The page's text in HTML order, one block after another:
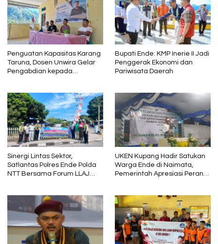
Penguatan Kapasitas Karang
Taruna, Dosen Unwira Gelar
Pengabdian kepada
Bupati Ende: KMP Inerie II Jadi
Penggerak Ekonomi dan
Pariwisata Daerah
Sinergi Lintas Sektor,
Satlantas Polres Ende Polda
NTT Bersama Forum LLAJ
UKEN Kupang Hadir Satukan
Warga Ende di Naimata,
Pemerintah Apresiasi Peran